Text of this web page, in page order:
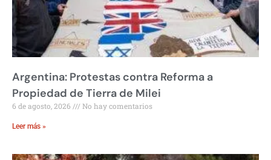
Argentina: Protestas contra Reforma a
Propiedad de Tierra de Milei
6 de agosto, 2026 No hay comentarios
Leer más »